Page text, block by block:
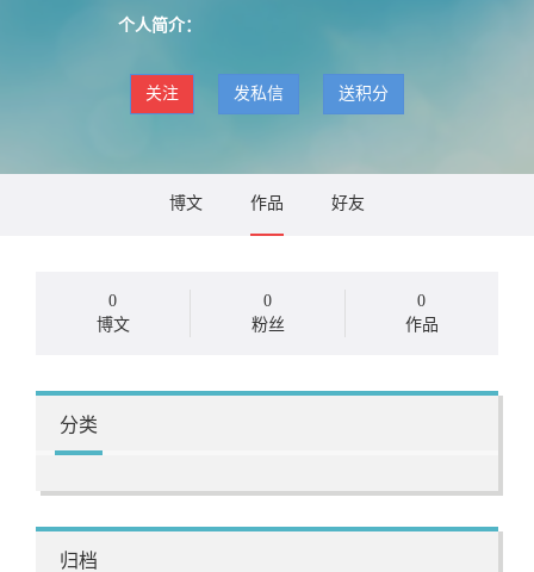
个人简介：
关注 发私信 送积分
博文 作品 好友
0
博文
0
粉丝
0
作品
分类
归档